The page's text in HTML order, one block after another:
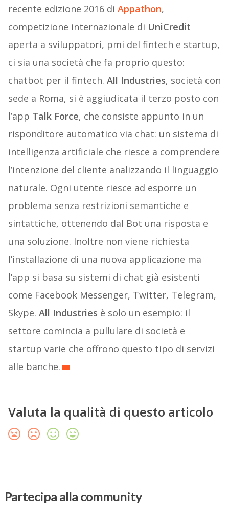
recente edizione 2016 di Appathon,
competizione internazionale di UniCredit
aperta a sviluppatori, pmi del fintech e startup,
ci sia una società che fa proprio questo:
chatbot per il fintech. All Industries, società con
sede a Roma, si è aggiudicata il terzo posto con
l’app Talk Force, che consiste appunto in un
risponditore automatico via chat: un sistema di
intelligenza artificiale che riesce a comprendere
l’intenzione del cliente analizzando il linguaggio
naturale. Ogni utente riesce ad esporre un
problema senza restrizioni semantiche e
sintattiche, ottenendo dal Bot una risposta e
una soluzione. Inoltre non viene richiesta
l’installazione di una nuova applicazione ma
l’app si basa su sistemi di chat già esistenti
come Facebook Messenger, Twitter, Telegram,
Skype. All Industries è solo un esempio: il
settore comincia a pullulare di società e
startup varie che offrono questo tipo di servizi
alle banche.
Valuta la qualità di questo articolo
Partecipa alla community